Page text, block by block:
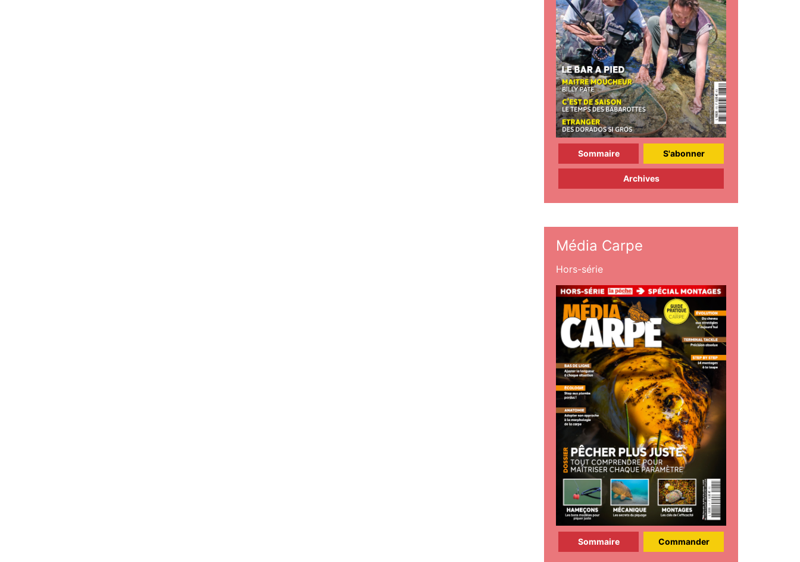
Sommaire S'abonner
Archives
Média Carpe
Hors-série
Sommaire Commander